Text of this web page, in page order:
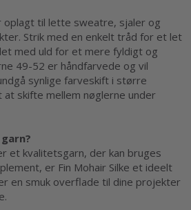
oplagt til lette sweatre, sjaler og
Strik med en enkelt tråd for et let
med uld for et mere fyldigt og
49-52 er håndfarvede og vil
synlige farveskift i større
skifte mellem nøglerne under
et kvalitetsgarn, der kan bruges
er Fin Mohair Silke et ideelt
en smuk overflade til dine projekter